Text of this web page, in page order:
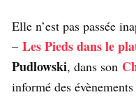
Elle n’est pas passée
– Les Pieds dans le
Pudlowski, dans son
informé des